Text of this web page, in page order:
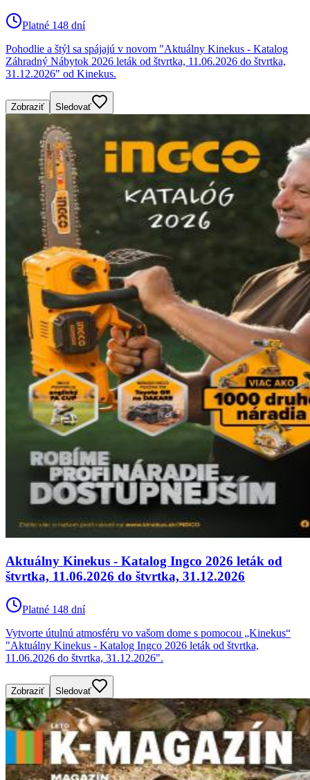
Platné 148 dní
Pohodlie a štýl sa spájajú v novom "Aktuálny Kinekus - Katalog
Záhradný Nábytok 2026 leták od štvrtka, 11.06.2026 do štvrtka,
31.12.2026" od Kinekus.
Zobraziť Sledovať
Aktuálny Kinekus - Katalog Ingco 2026 leták od
štvrtka, 11.06.2026 do štvrtka, 31.12.2026
Platné 148 dní
Vytvorte útulnú atmosféru vo vašom dome s pomocou „Kinekus“
"Aktuálny Kinekus - Katalog Ingco 2026 leták od štvrtka,
11.06.2026 do štvrtka, 31.12.2026".
Zobraziť Sledovať